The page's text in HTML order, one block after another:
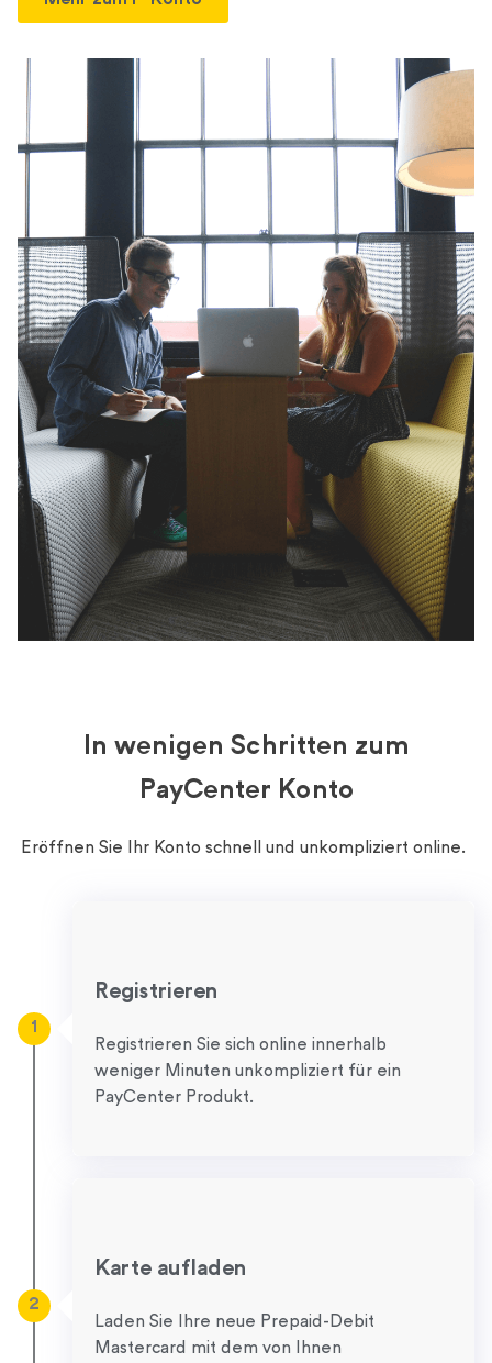
In wenigen Schritten zum
PayCenter Konto
Eröffnen Sie Ihr Konto schnell und unkompliziert online.
Registrieren
Registrieren Sie sich online innerhalb
weniger Minuten unkompliziert für ein
PayCenter Produkt.
1
Karte aufladen
Laden Sie Ihre neue Prepaid-Debit
Mastercard mit dem von Ihnen
2